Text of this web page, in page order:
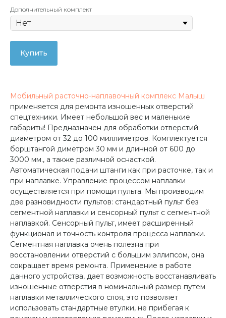
Дополнительный комплект
Купить
Мобильный расточно-наплавочный комплекс Малыш
применяется для ремонта изношенных отверстий
спецтехники. Имеет небольшой вес и маленькие
габариты! Предназначен для обработки отверстий
диаметром от 32 до 100 миллиметров. Комплектуется
борштангой диметром 30 мм и длинной от 600 до
3000 мм., а также различной оснасткой.
Автоматическая подачи штанги как при расточке, так и
при наплавке. Управление процессом наплавки
осуществляется при помощи пульта. Мы производим
две разновидности пультов: стандартный пульт без
сегментной наплавки и сенсорный пульт с сегментной
наплавкой. Сенсорный пульт, имеет расширенный
функционал и точность контроля процесса наплавки.
Сегментная наплавка очень полезна при
восстановлении отверстий с большим эллипсом, она
сокращает время ремонта. Применение в работе
данного устройства, дает возможность восстанавливать
изношенные отверстия в номинальный размер путем
наплавки металлического слоя, это позволяет
использовать стандартные втулки, не прибегая к